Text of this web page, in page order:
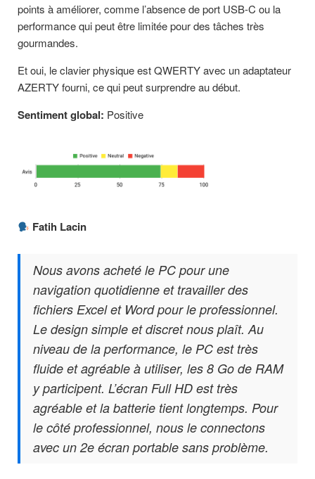
points à améliorer, comme l’absence de port USB-C ou la
performance qui peut être limitée pour des tâches très
gourmandes.
Et oui, le clavier physique est QWERTY avec un adaptateur
AZERTY fourni, ce qui peut surprendre au début.
Sentiment global: Positive
Fatih Lacin
Nous avons acheté le PC pour une
navigation quotidienne et travailler des
fichiers Excel et Word pour le professionnel.
Le design simple et discret nous plaît. Au
niveau de la performance, le PC est très
fluide et agréable à utiliser, les 8 Go de RAM
y participent. L’écran Full HD est très
agréable et la batterie tient longtemps. Pour
le côté professionnel, nous le connectons
avec un 2e écran portable sans problème.